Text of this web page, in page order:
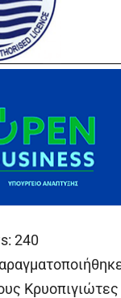
240